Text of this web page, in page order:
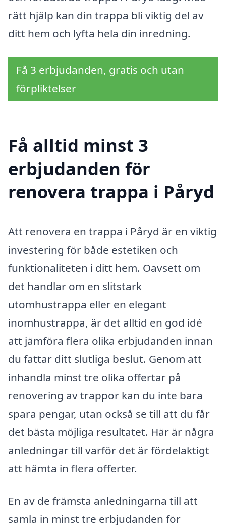
rätt hjälp kan din trappa bli viktig del av
ditt hem och lyfta hela din inredning.
Få 3 erbjudanden, gratis och utan
förpliktelser
Få alltid minst 3
erbjudanden för
renovera trappa i Påryd
Att renovera en trappa i Påryd är en viktig
investering för både estetiken och
funktionaliteten i ditt hem. Oavsett om
det handlar om en slitstark
utomhustrappa eller en elegant
inomhustrappa, är det alltid en god idé
att jämföra flera olika erbjudanden innan
du fattar ditt slutliga beslut. Genom att
inhandla minst tre olika offertar på
renovering av trappor kan du inte bara
spara pengar, utan också se till att du får
det bästa möjliga resultatet. Här är några
anledningar till varför det är fördelaktigt
att hämta in flera offerter.
En av de främsta anledningarna till att
samla in minst tre erbjudanden för